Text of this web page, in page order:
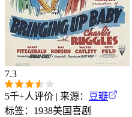
7.3
5千+人评价 | 来源：
豆瓣
标签： 1938美国喜剧